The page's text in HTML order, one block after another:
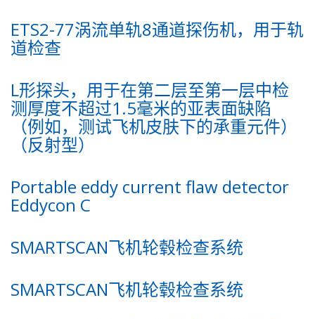
ETS2-77涡流单轨8通道探伤机，用于轨
道检查
L形探头，用于在第二层至第一层中检
测厚度不超过1.5毫米的亚表面缺陷
（例如，测试飞机皮肤下的承重元件）
（反射型）
Portable eddy current flaw detector
Eddycon C
SMARTSCAN飞机轮毂检查系统
SMARTSCAN飞机轮毂检查系统